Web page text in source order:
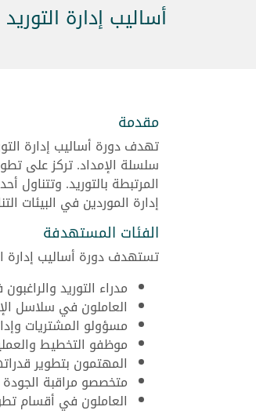
أساليب إدارة
مقدمة
تهدف دورة أساليب إدارة
سلسلة الإمداد. تركز على
المرتبطة بالتوريد.
إدارة الموردين في
الفئات المستهدفة
تستهدف دورة أساليب إدارة
مدراء التوريد
العاملون في سلاسل
مسؤولو المشتريات
موظفو التخطيط
المهتمون بتطوير
متخصصو مراقبة الجودة
العاملون في أقسام